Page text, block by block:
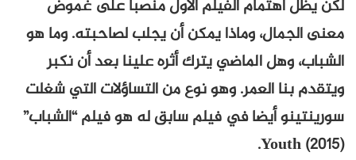
لكن يظل اهتمام الفيلم الأول منصبا على غموض
معنى الجمال، وماذا يمكن أن يجلب لصاحبته. وما هو
الشباب، وهل الماضي يترك أثره علينا بعد أن نكبر
ويتقدم بنا العمر. وهو نوع من التساؤلات التي شغلت
سورينتينو أيضا في فيلم سابق له هو فيلم “الشباب”
Youth (2015).